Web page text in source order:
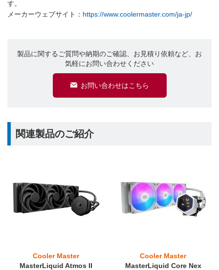
す。
メーカーウェブサイト： https://www.coolermaster.com/ja-jp/
製品に関するご質問や納期のご確認、お見積り依頼など、お
気軽にお問い合わせください
お問い合わせはこちら
関連製品のご紹介
Cooler Master
MasterLiquid Atmos II
Cooler Master
MasterLiquid Core Nex